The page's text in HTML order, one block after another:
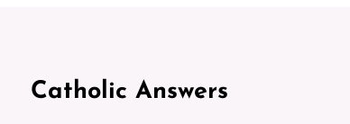
Catholic Answers